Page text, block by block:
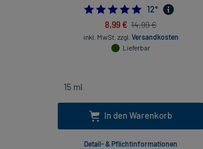
12*
8,99 € 14,99 €
inkl. MwSt. zzgl. Versandkosten
Lieferbar
In den Warenkorb
Detail- & Pflichtinformationen